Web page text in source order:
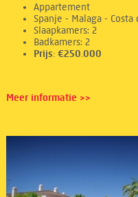
Appartement
Spanje - Malaga -
Slaapkamers: 2
Badkamers:
Prijs: €250.000
Meer informatie >>